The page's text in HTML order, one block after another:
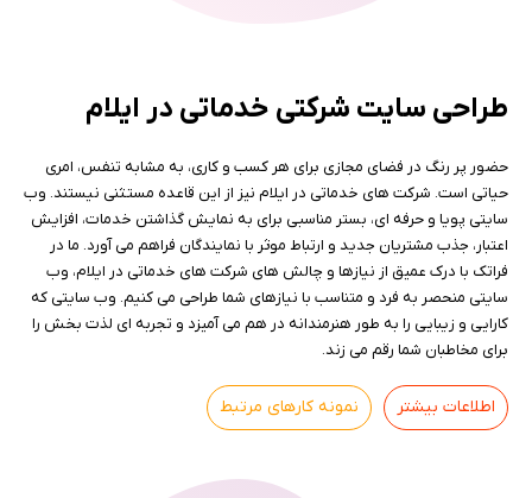
طراحی سایت شرکتی خدماتی در ایلام
حضور پر رنگ در فضای مجازی برای هر کسب و کاری، به مشابه تنفس، امری
حیاتی است. شرکت های خدماتی در ایلام نیز از این قاعده مستثنی نیستند. وب
سایتی پویا و حرفه ای، بستر مناسبی برای به نمایش گذاشتن خدمات، افزایش
اعتبار، جذب مشتریان جدید و ارتباط موثر با نمایندگان فراهم می آورد. ما در
فراتک با درک عمیق از نیازها و چالش های شرکت های خدماتی در ایلام، وب
سایتی منحصر به فرد و متناسب با نیازهای شما طراحی می کنیم. وب سایتی که
کارایی و زیبایی را به طور هنرمندانه در هم می آمیزد و تجربه ای لذت بخش را
برای مخاطبان شما رقم می زند.
اطلاعات بیشتر نمونه کارهای مرتبط